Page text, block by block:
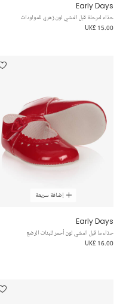
Early Days
حذاء لمرحلة قبل المشي لون زهري للمولودات
UK£ 15.00
إضافة سريعة
Early Days
حذاء ما قبل المشي لون أحمر للبنات الرضع
UK£ 16.00